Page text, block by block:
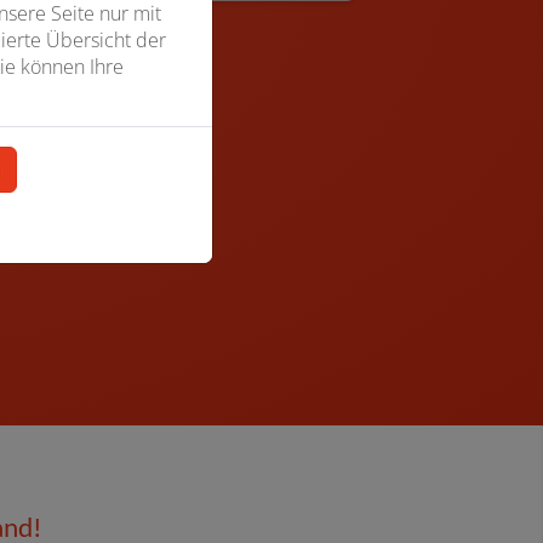
Seite nur mit
Übersicht der
können Ihre